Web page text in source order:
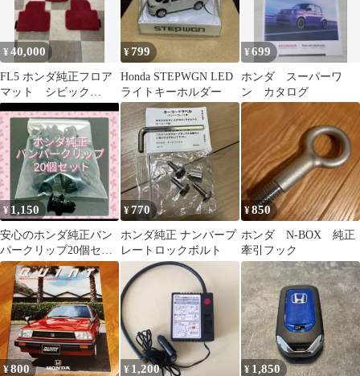
¥40,000
FL5 ホンダ純正フロア
マット シビック
TYPER
¥799
Honda STEPWGN LED
ライトキーホルダー
¥699
ホンダ スーパーワ
ン カタログ
¥ 1,150
安心のホンダ純正バン
パークリップ20個セッ
ト Nboxカスタム 等適
合
¥770
ホンダ純正 ナンバープ
レートロックボルト
¥850
ホンダ N-BOX 純正
牽引フック
¥800 ¥ 1,200 ¥ 1,850